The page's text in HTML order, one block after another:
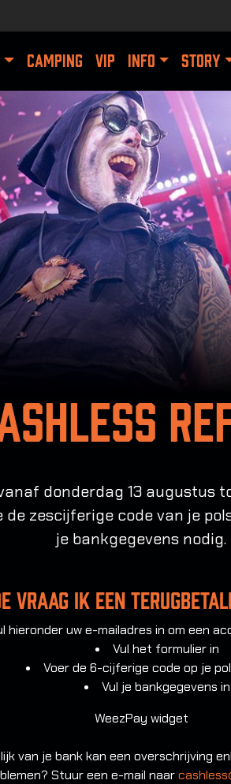
CAMPING VIP INFO STORY
donderdag 13 augustus
zescijferige code van je
je bankgegevens nodig.
vraag ik een
hieronder uw e-mailadres in om een
Vul het formulier in
Voer de 6-cijferige code op je
Vul je bankgegevens in
WeezPay widget
van je bank kan een overschrijving
Stuur een e-mail naar